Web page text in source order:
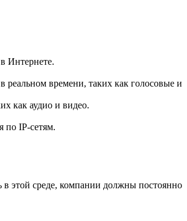
Интернете.
реальном времени, таких как голосовые и
как аудио и видео.
по IP-сетям.
этой среде, компании должны постоянно